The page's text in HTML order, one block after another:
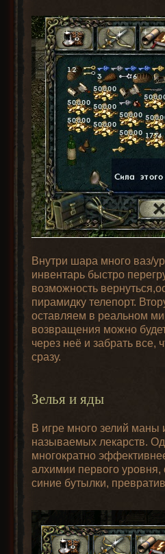
Внутри шара много ваз/
инвентарь быстро
возможность
пирамидку телепорт.
оставляем в реальном
возвращения можно
через неё и забрать все,
сразу.
Зелья и яды
В игре много зелий маны
называемых лекарств.
многократно
алхимии первого
синие бутылки,